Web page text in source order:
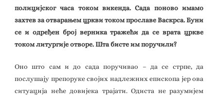
полицијског часа током викенда. Сада поново имамо
захтев за отварањем цркви током прославе Васкрса. Буни
се и одређен број верника тражећи да се врата цркве
током литургије отворе. Шта бисте им поручили?
Оно што сам и до сада поручивао – да се стрпе, да
послушају препоруке својих надлежних епископа јер ова
ситуација неће довијека трајати. Одиста не разумијем